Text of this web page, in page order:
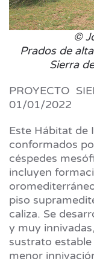
©
Prados de
Sierra
PROYECTO
01/01/2022
Este Hábitat de
conformados
céspedes
incluyen
piso
caliza. Se
y muy
sustrato
menor